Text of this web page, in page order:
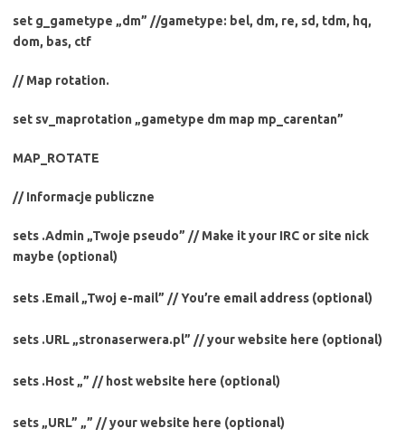
set g_gametype „dm” //gametype: bel, dm, re, sd, tdm, hq,
dom, bas, ctf
// Map rotation.
set sv_maprotation „gametype dm map mp_carentan”
MAP_ROTATE
// Informacje publiczne
sets .Admin „Twoje pseudo” // Make it your IRC or site nick
maybe (optional)
sets .Email „Twoj e-mail” // You’re email address (optional)
sets .URL „stronaserwera.pl” // your website here (optional)
sets .Host „” // host website here (optional)
sets „URL” „” // your website here (optional)